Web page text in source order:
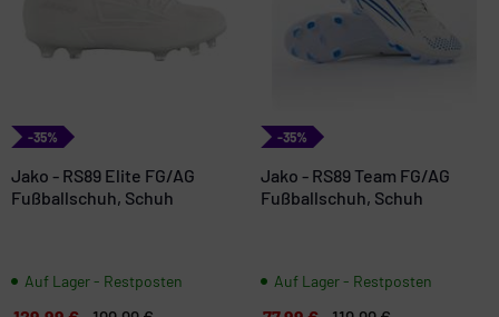
-35%
Jako - RS89 Elite FG/AG
Fußballschuh, Schuh
Auf Lager - Restposten
-35%
Jako - RS89 Team FG/AG
Fußballschuh, Schuh
Auf Lager - Restposten